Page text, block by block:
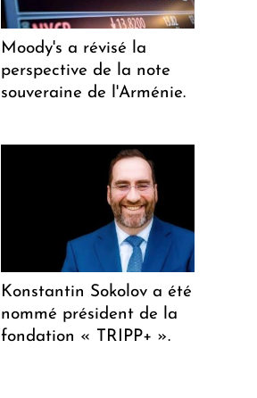
Moody's a révisé la
perspective de la note
souveraine de l'Arménie.
Konstantin Sokolov a été
nommé président de la
fondation « TRIPP+ ».